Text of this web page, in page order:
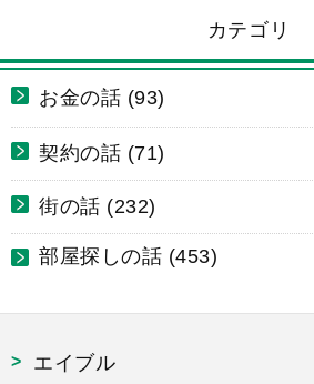
カテゴリ
お金の話 (93)
契約の話 (71)
街の話 (232)
部屋探しの話 (453)
エイブル